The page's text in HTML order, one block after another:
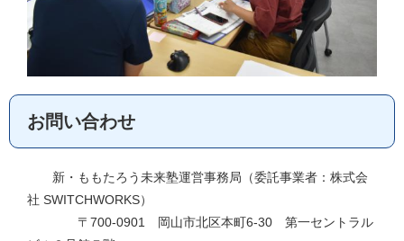
お問い合わせ
新・ももたろう未来塾運営事務局（委託事業者：株式会
社 SWITCHWORKS）
〒700-0901 岡山市北区本町6-30 第一セントラル